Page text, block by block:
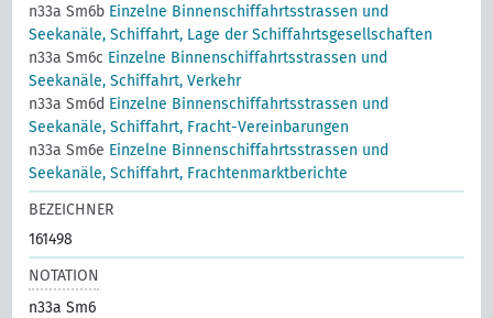
n33a Sm6b Einzelne Binnenschiffahrtsstrassen und
Seekanäle, Schiffahrt, Lage der Schiffahrtsgesellschaften
n33a Sm6c Einzelne Binnenschiffahrtsstrassen und
Seekanäle, Schiffahrt, Verkehr
n33a Sm6d Einzelne Binnenschiffahrtsstrassen und
Seekanäle, Schiffahrt, Fracht-Vereinbarungen
n33a Sm6e Einzelne Binnenschiffahrtsstrassen und
Seekanäle, Schiffahrt, Frachtenmarktberichte
BEZEICHNER
161498
NOTATION
n33a Sm6